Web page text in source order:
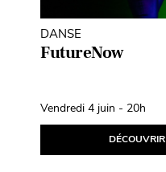
DANSE
FutureNow
Vendredi 4 juin - 20h
DÉCOUVRIR